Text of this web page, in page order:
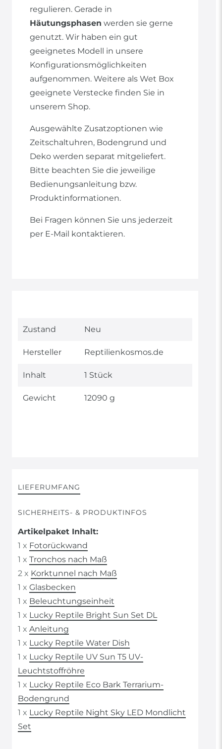
regulieren. Gerade in
Häutungsphasen werden sie gerne
genutzt. Wir haben ein gut
geeignetes Modell in unsere
Konfigurationsmöglichkeiten
aufgenommen. Weitere als Wet Box
geeignete Verstecke finden Sie in
unserem Shop.
Ausgewählte Zusatzoptionen wie
Zeitschaltuhren, Bodengrund und
Deko werden separat mitgeliefert.
Bitte beachten Sie die jeweilige
Bedienungsanleitung bzw.
Produktinformationen.
Bei Fragen können Sie uns jederzeit
per E-Mail kontaktieren.
Technisches
Wert
Zustand Neu
Hersteller Reptilienkosmos.de
Inhalt 1 Stück
Gewicht 12090 g
LIEFERUMFANG
SICHERHEITS- & PRODUKTINFOS
Artikelpaket Inhalt:
1 x Fotorückwand
1 x Tronchos nach Maß
2 x Korktunnel nach Maß
1 x Glasbecken
1 x Beleuchtungseinheit
1 x Lucky Reptile Bright Sun Set DL
1 x Anleitung
1 x Lucky Reptile Water Dish
1 x Lucky Reptile UV Sun T5 UV-
Leuchtstoffröhre
1 x Lucky Reptile Eco Bark Terrarium-
Bodengrund
1 x Lucky Reptile Night Sky LED Mondlicht
Set